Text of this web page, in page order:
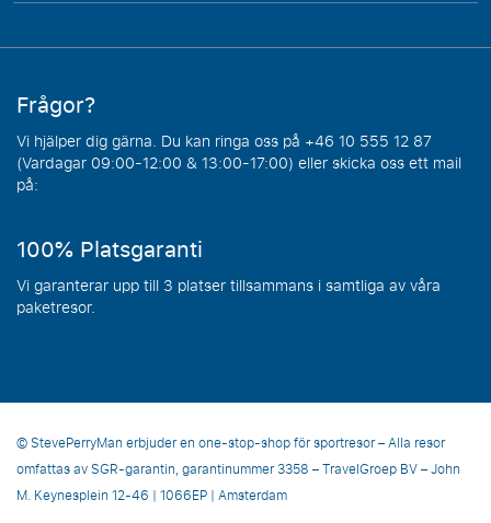
Frågor?
Vi hjälper dig gärna. Du kan ringa oss på +46 10 555 12 87
(Vardagar 09:00-12:00 & 13:00-17:00) eller skicka oss ett mail
på:
100% Platsgaranti
Vi garanterar upp till 3 platser tillsammans i samtliga av våra
paketresor.
© StevePerryMan erbjuder en one-stop-shop för sportresor – Alla resor
omfattas av SGR-garantin, garantinummer 3358 – TravelGroep BV – John
M. Keynesplein 12-46 | 1066EP | Amsterdam